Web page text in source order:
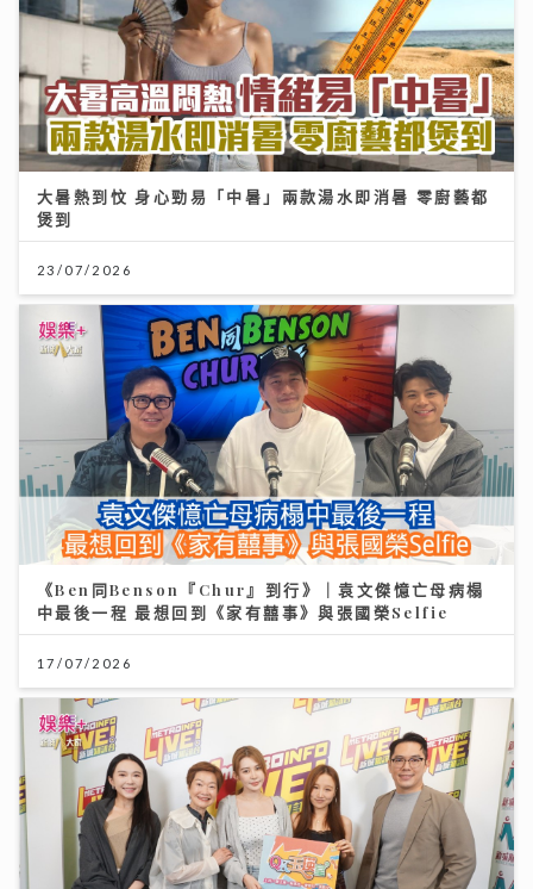
大暑熱到忟 身心勁易「中暑」兩款湯水即消暑 零廚藝都
煲到
23/07/2026
《Ben同Benson『Chur』到行》｜袁文傑憶亡母病榻
中最後一程 最想回到《家有囍事》與張國榮Selfie
17/07/2026